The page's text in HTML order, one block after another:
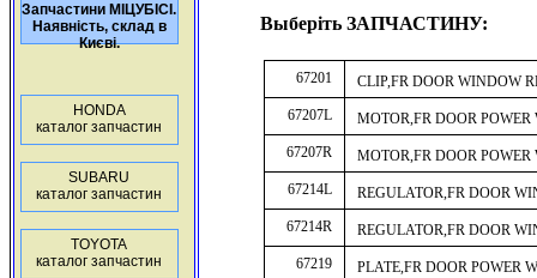
Запчастини МІЦУБІСІ.
Наявність, склад в
Києві.
HONDA
каталог запчастин
SUBARU
каталог запчастин
TOYOTA
каталог запчастин
Выберіть ЗАПЧАСТИНУ:
67201
CLIP,FR DOOR WINDOW
67207L
MOTOR,FR DOOR
67207R
MOTOR,FR DOOR
67214L
REGULATOR,FR DOOR
67214R
REGULATOR,FR DOOR
67219
PLATE,FR DOOR POWER